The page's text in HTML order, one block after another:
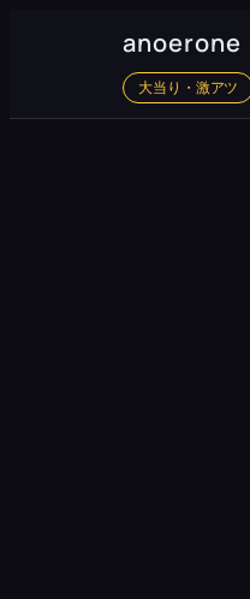
anoerone
大当り・激アツ